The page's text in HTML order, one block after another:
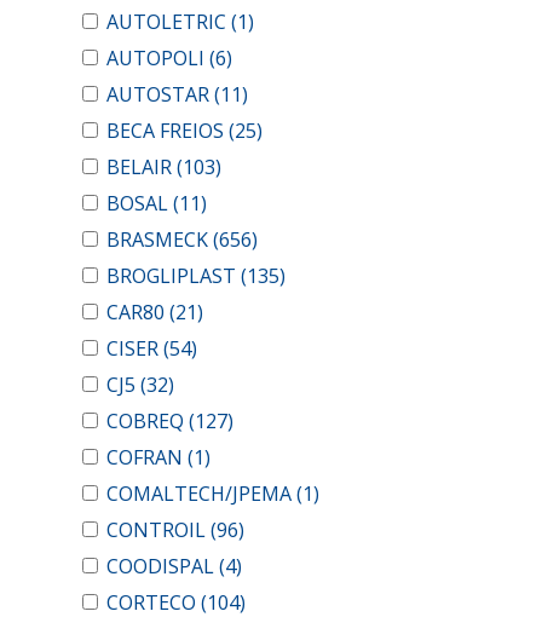
AUTOLETRIC (1)
AUTOPOLI (6)
AUTOSTAR(11)
BECA FREIOS (25)
BELAIR(103)
BOSAL(11)
BRASMECK(656)
BROGLIPLAST (135)
CAR80 (21)
CISER(54)
CJ5 (32)
COBREQ (127)
COFRAN (1)
COMALTECH/JPEMA(1)
CONTROIL(96)
COODISPAL(4)
CORTECO (104)